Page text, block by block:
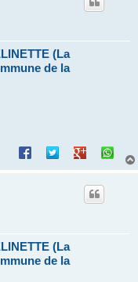
(La
de la
(La
de la